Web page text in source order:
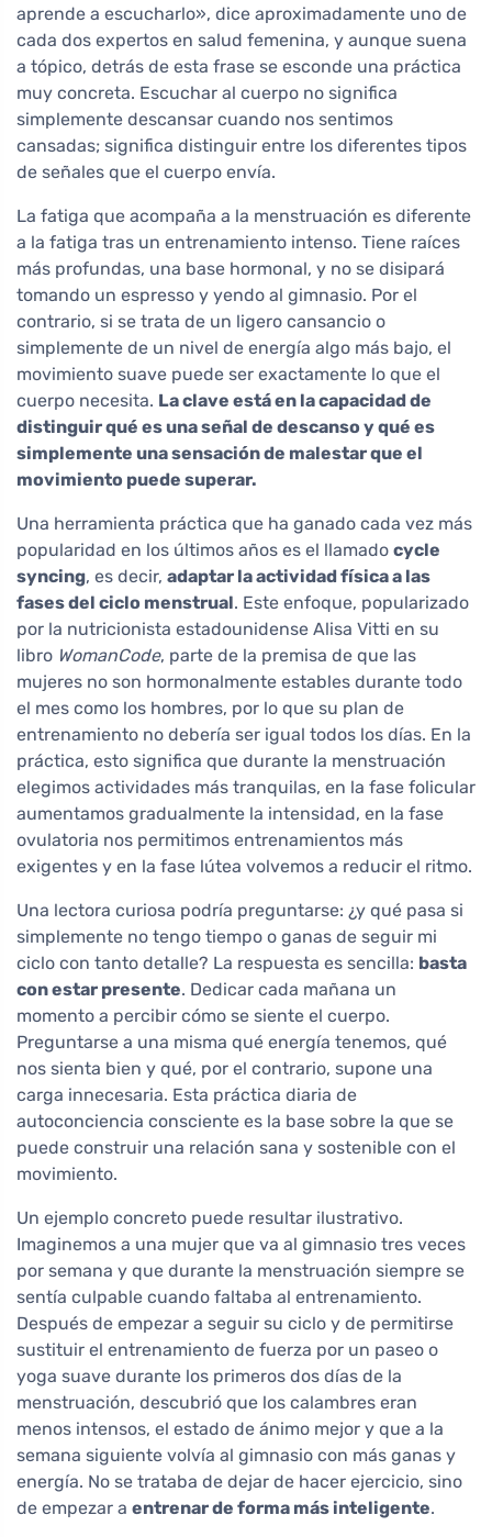
aprende a escucharlo», dice aproximadamente uno de
cada dos expertos en salud femenina, y aunque suena
a tópico, detrás de esta frase se esconde una práctica
muy concreta. Escuchar al cuerpo no significa
simplemente descansar cuando nos sentimos
cansadas; significa distinguir entre los diferentes tipos
de señales que el cuerpo envía.
La fatiga que acompaña a la menstruación es diferente
a la fatiga tras un entrenamiento intenso. Tiene raíces
más profundas, una base hormonal, y no se disipará
tomando un espresso y yendo al gimnasio. Por el
contrario, si se trata de un ligero cansancio o
simplemente de un nivel de energía algo más bajo, el
movimiento suave puede ser exactamente lo que el
cuerpo necesita. La clave está en la capacidad de
distinguir qué es una señal de descanso y qué es
simplemente una sensación de malestar que el
movimiento puede superar.
Una herramienta práctica que ha ganado cada vez más
popularidad en los últimos años es el llamado cycle
syncing, es decir, adaptar la actividad física a las
fases del ciclo menstrual. Este enfoque, popularizado
por la nutricionista estadounidense Alisa Vitti en su
libro WomanCode, parte de la premisa de que las
mujeres no son hormonalmente estables durante todo
el mes como los hombres, por lo que su plan de
entrenamiento no debería ser igual todos los días. En la
práctica, esto significa que durante la menstruación
elegimos actividades más tranquilas, en la fase folicular
aumentamos gradualmente la intensidad, en la fase
ovulatoria nos permitimos entrenamientos más
exigentes y en la fase lútea volvemos a reducir el ritmo.
Una lectora curiosa podría preguntarse: ¿y qué pasa si
simplemente no tengo tiempo o ganas de seguir mi
ciclo con tanto detalle? La respuesta es sencilla: basta
con estar presente. Dedicar cada mañana un
momento a percibir cómo se siente el cuerpo.
Preguntarse a una misma qué energía tenemos, qué
nos sienta bien y qué, por el contrario, supone una
carga innecesaria. Esta práctica diaria de
autoconciencia consciente es la base sobre la que se
puede construir una relación sana y sostenible con el
movimiento.
Un ejemplo concreto puede resultar ilustrativo.
Imaginemos a una mujer que va al gimnasio tres veces
por semana y que durante la menstruación siempre se
sentía culpable cuando faltaba al entrenamiento.
Después de empezar a seguir su ciclo y de permitirse
sustituir el entrenamiento de fuerza por un paseo o
yoga suave durante los primeros dos días de la
menstruación, descubrió que los calambres eran
menos intensos, el estado de ánimo mejor y que a la
semana siguiente volvía al gimnasio con más ganas y
energía. No se trataba de dejar de hacer ejercicio, sino
de empezar a entrenar de forma más inteligente.